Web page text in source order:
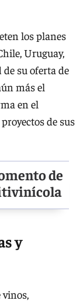
los planes
Uruguay,
su oferta de
más el
en el
de sus
de
y
vinos,